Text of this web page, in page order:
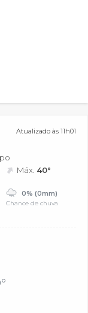
Atualizado às 11h01
Máx. 40°
0% (0mm)
Chance de chuva